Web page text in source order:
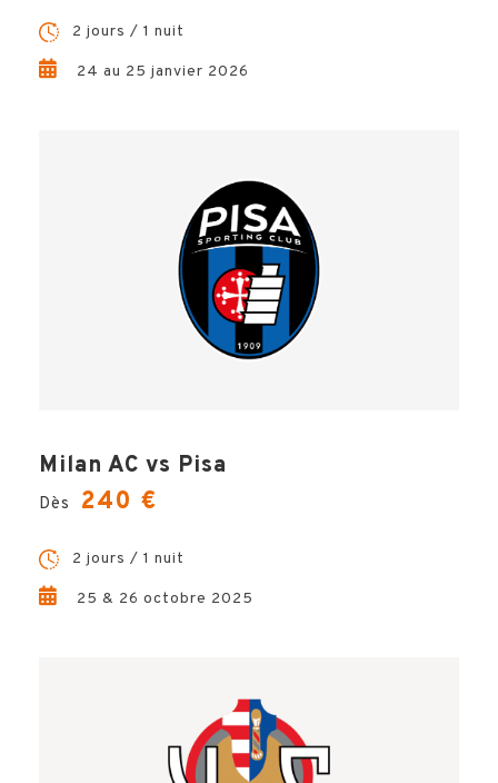
2 jours / 1 nuit
24 au 25 janvier 2026
Milan AC vs Pisa
Dès 240 €
2 jours / 1 nuit
25 & 26 octobre 2025